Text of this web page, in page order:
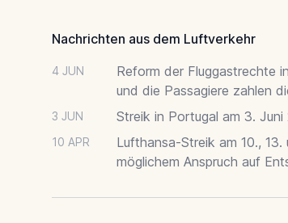
Nachrichten aus dem Luftverkehr
4 JUN
Reform der Fluggastrechte
und die Passagiere zahlen
3 JUN Streik in Portugal am 3.
10 APR
Lufthansa-Streik am 10., 13.
möglichem Anspruch auf